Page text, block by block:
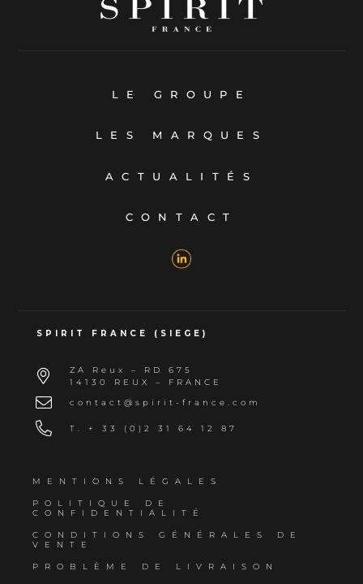
LE GROUPE
LES MARQUES
ACTUALITÉS
CONTACT
SPIRIT FRANCE (SIEGE)
ZA Reux – RD 675
14130 REUX – FRANCE
contact@spirit-france.com
T. + 33 (0)2 31 64 12 87
MENTIONS LÉGALES
POLITIQUE DE
CONFIDENTIALITÉ
CONDITIONS GÉNÉRALES DE
VENTE
PROBLÈME DE LIVRAISON